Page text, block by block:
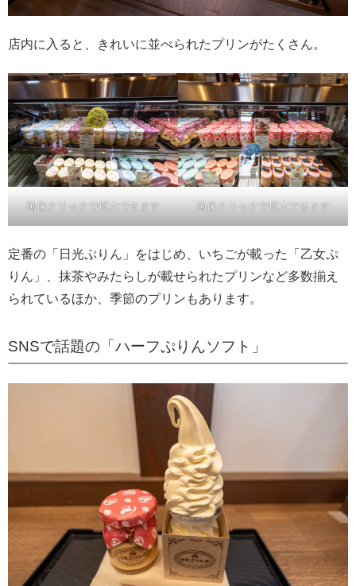
店内に入ると、きれいに並べられたプリンがたくさん。
画像クリックで拡大できます 画像クリックで拡大できます
定番の「日光ぷりん」をはじめ、いちごが載った「乙女ぷ
りん」、抹茶やみたらしが載せられたプリンなど多数揃え
られているほか、季節のプリンもあります。
SNSで話題の「ハーフぷりんソフト」